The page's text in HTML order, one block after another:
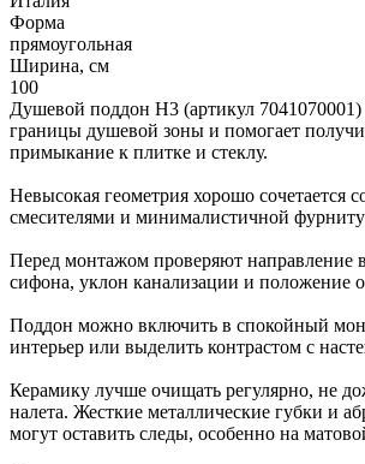
Форма
прямоугольная
Ширина, см
100
Душевой поддон H3 (артикул 7041070001)
границы душевой зоны и помогает
примыкание к плитке и стеклу.
Невысокая геометрия хорошо сочетается
смесителями и минималистичной
Перед монтажом проверяют направление
сифона, уклон канализации и положение
Поддон можно включить в спокойный
интерьер или выделить контрастом с
Керамику лучше очищать регулярно, не
налета. Жесткие металлические губки и
могут оставить следы, особенно на